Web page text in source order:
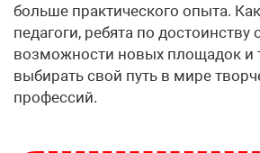
больше практического опыта.
педагоги, ребята по достоинству
возможности новых площадок и
выбирать свой путь в мире
профессий.